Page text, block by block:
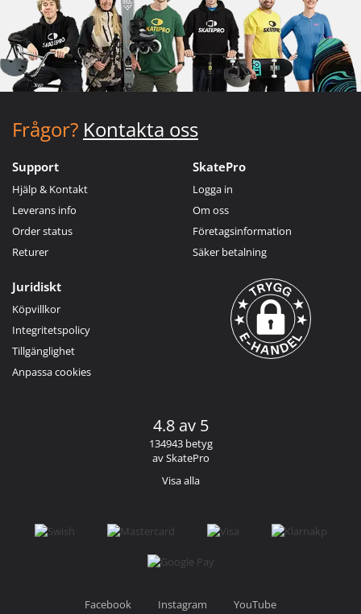
Frågor? Kontakta oss
Support
Hjälp & Kontakt
Leverans info
Order status
Returer
SkatePro
Logga in
Om oss
Företagsinformation
Säker betalning
Juridiskt
Köpvillkor
Integritetspolicy
Tillgänglighet
Anpassa cookies
4.8 av 5
134943 betyg
av SkatePro
Visa alla
Facebook Instagram YouTube